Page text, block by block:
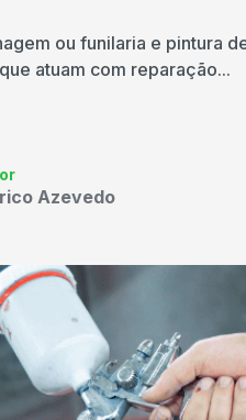
ou funilaria e pintura
atuam com reparação...
Azevedo